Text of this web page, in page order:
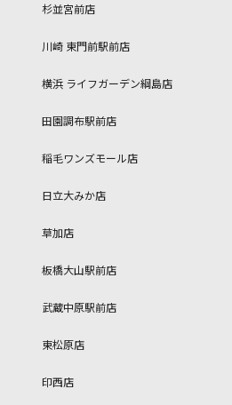
杉並宮前店
川崎 東門前駅前店
横浜 ライフガーデン綱島店
田園調布駅前店
稲毛ワンズモール店
日立大みか店
草加店
板橋大山駅前店
武蔵中原駅前店
東松原店
印西店